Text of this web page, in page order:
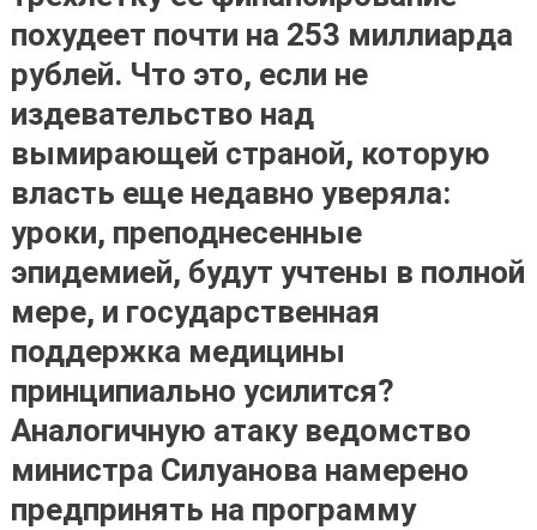
похудеет почти на 253 миллиарда
рублей. Что это, если не
издевательство над
вымирающей страной, которую
власть еще недавно уверяла:
уроки, преподнесенные
эпидемией, будут учтены в полной
мере, и государственная
поддержка медицины
принципиально усилится?
Аналогичную атаку ведомство
министра Силуанова намерено
предпринять на программу